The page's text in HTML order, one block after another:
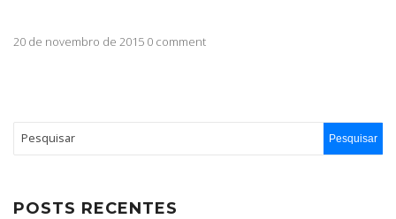
20 de novembro de 2015 0 comment
POSTS RECENTES